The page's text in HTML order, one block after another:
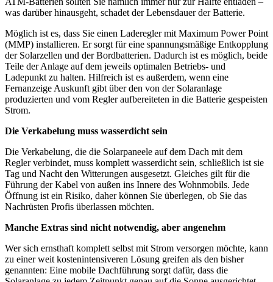
was darüber hinausgeht, schadet der Lebensdauer der Batterie.
Möglich ist es, dass Sie einen Laderegler mit Maximum Power Point
(MMP) installieren. Er sorgt für eine spannungsmäßige Entkopplung
der Solarzellen und der Bordbatterien. Dadurch ist es möglich, beide
Teile der Anlage auf dem jeweils optimalen Betriebs- und
Ladepunkt zu halten. Hilfreich ist es außerdem, wenn eine
Fernanzeige Auskunft gibt über den von der Solaranlage
produzierten und vom Regler aufbereiteten in die Batterie gespeisten
Strom.
Die Verkabelung muss wasserdicht sein
Die Verkabelung, die die Solarpaneele auf dem Dach mit dem
Regler verbindet, muss komplett wasserdicht sein, schließlich ist sie
Tag und Nacht den Witterungen ausgesetzt. Gleiches gilt für die
Führung der Kabel von außen ins Innere des Wohnmobils. Jede
Öffnung ist ein Risiko, daher können Sie überlegen, ob Sie das
Nachrüsten Profis überlassen möchten.
Manche Extras sind nicht notwendig, aber angenehm
Wer sich ernsthaft komplett selbst mit Strom versorgen möchte, kann
zu einer weit kostenintensiveren Lösung greifen als den bisher
genannten: Eine mobile Dachführung sorgt dafür, dass die